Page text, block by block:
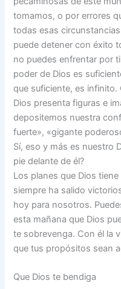
tomamos, o por errores
todas esas
puede detener con éxito
no puedes enfrentar por
poder de Dios es
que suficiente, es infinito.
Dios presenta figuras e
depositemos nuestra
fuerte», «gigante
Sí, eso y más es nuestro
pie delante de él?
Los planes que Dios
siempre ha salido
hoy para nosotros.
esta mañana que Dios
te sobrevenga. Con él la
que tus propósitos sean
Que Dios te bendiga